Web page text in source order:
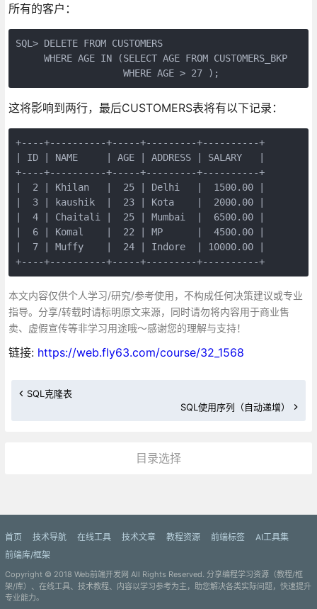
所有的客户：
SQL> DELETE FROM CUSTOMERS
     WHERE AGE IN (SELECT AGE FROM CUSTOMERS_BKP
                   WHERE AGE > 27 );
这将影响到两行，最后CUSTOMERS表将有以下记录：
+----+----------+-----+---------+----------+
| ID | NAME     | AGE | ADDRESS | SALARY   |
+----+----------+-----+---------+----------+
|  2 | Khilan   |  25 | Delhi   |  1500.00 |
|  3 | kaushik  |  23 | Kota    |  2000.00 |
|  4 | Chaitali |  25 | Mumbai  |  6500.00 |
|  6 | Komal    |  22 | MP      |  4500.00 |
|  7 | Muffy    |  24 | Indore  | 10000.00 |
+----+----------+-----+---------+----------+
本文内容仅供个人学习/研究/参考使用，不构成任何决策建议或专业
指导。分享/转载时请标明原文来源，同时请勿将内容用于商业售
卖、虚假宣传等非学习用途哦～感谢您的理解与支持！
链接: https://web.fly63.com/course/32_1568
SQL克隆表
SQL使用序列（自动递增）
目录选择
首页 技术导航 在线工具 技术文章 教程资源 前端标签
AI工具集
前端库/框架